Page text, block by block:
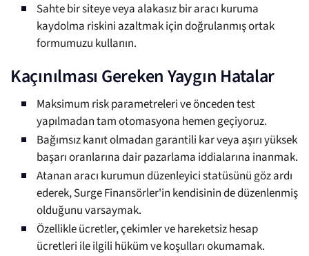
Sahte bir siteye veya alakasız bir aracı kuruma
kaydolma riskini azaltmak için doğrulanmış ortak
formumuzu kullanın.
Kaçınılması Gereken Yaygın Hatalar
Maksimum risk parametreleri ve önceden test
yapılmadan tam otomasyona hemen geçiyoruz.
Bağımsız kanıt olmadan garantili kar veya aşırı yüksek
başarı oranlarına dair pazarlama iddialarına inanmak.
Atanan aracı kurumun düzenleyici statüsünü göz ardı
ederek, Surge Finansörler'in kendisinin de düzenlenmiş
olduğunu varsaymak.
Özellikle ücretler, çekimler ve hareketsiz hesap
ücretleri ile ilgili hüküm ve koşulları okumamak.